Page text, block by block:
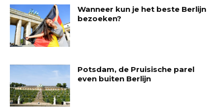
Wanneer kun je het beste Berlijn
bezoeken?
Potsdam, de Pruisische parel
even buiten Berlijn